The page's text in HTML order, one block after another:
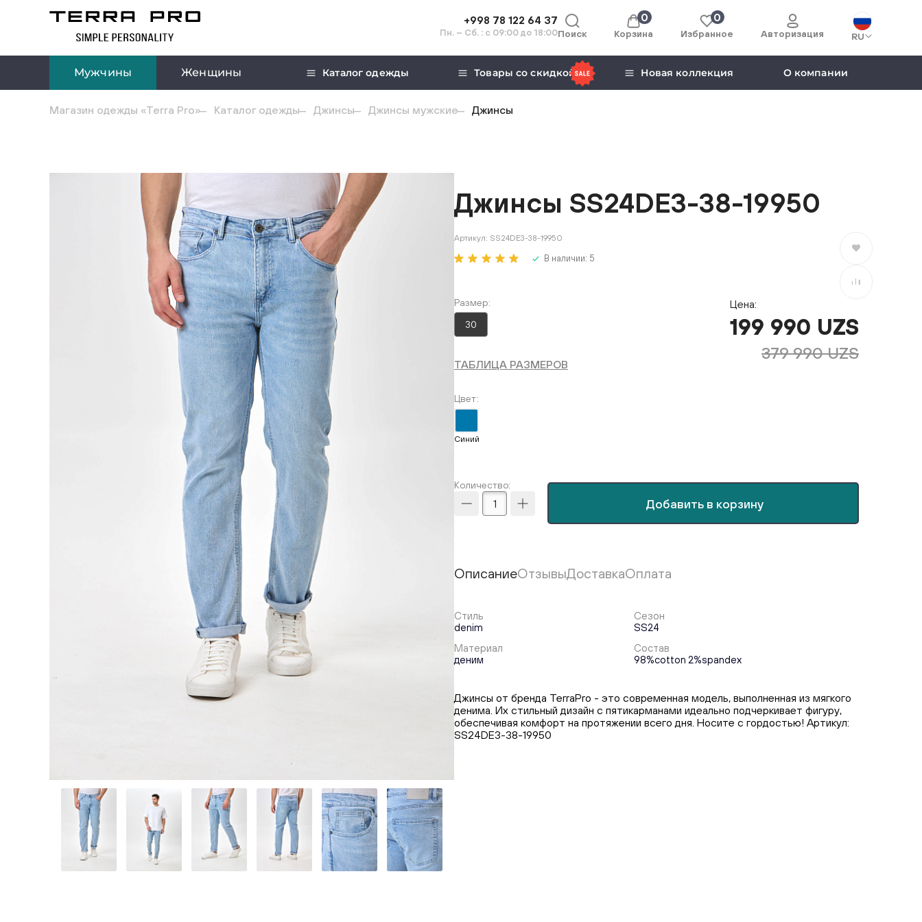
+998 78 122 64 37
Пн. – Сб. : с 09:00 до 18:00Поиск Корзина
0 0
Избранное Авторизация RU
Мужчины Женщины Каталог одежды Товары со скидкой Новая коллекция О компании
Магазин одежды «Terra Pro» Каталог одежды Джинсы Джинсы мужские Джинсы
Джинсы SS24DE3-38-19950
Артикул: SS24DE3-38-19950
В наличии: 5
В избранное
В сравнение
Размер
30
ТАБЛИЦА РАЗМЕРОВ
Цвет
Синий
Цена:
199 990 UZS
379 990 UZS
Количество:
Добавить в корзину
ОписаниеОтзывыДоставкаОплата
Стиль
denim
Сезон
SS24
Материал
деним
Состав
98%cotton 2%spandex
Джинсы от бренда TerraPro - это современная модель, выполненная из мягкого
денима. Их стильный дизайн с пятикарманами идеально подчеркивает фигуру,
обеспечивая комфорт на протяжении всего дня. Носите с гордостью! Артикул:
SS24DE3-38-19950